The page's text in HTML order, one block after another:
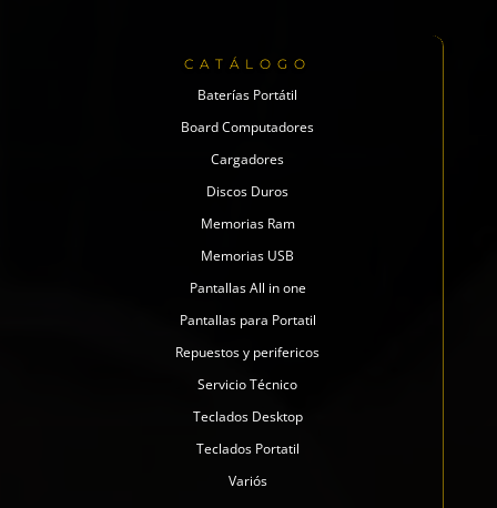
CATÁLOGO
Baterías Portátil
Board Computadores
Cargadores
Discos Duros
Memorias Ram
Memorias USB
Pantallas All in one
Pantallas para Portatil
Repuestos y perifericos
Servicio Técnico
Teclados Desktop
Teclados Portatil
Variós